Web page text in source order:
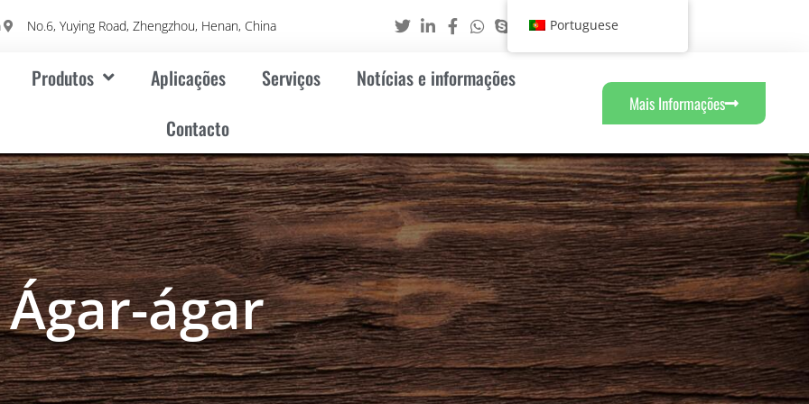
No.6, Yuying Road, Zhengzhou, Henan, China
Produtos Aplicações Serviços
Notícias e informações
Contacto
Mais Informações
Ágar-ágar
Portuguese